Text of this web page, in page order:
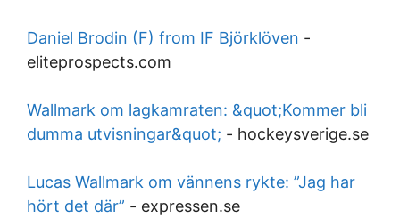
Daniel Brodin (F) from IF Björklöven -
eliteprospects.com
Wallmark om lagkamraten: &quot;Kommer bli
dumma utvisningar&quot; - hockeysverige.se
Lucas Wallmark om vännens rykte: ”Jag har
hört det där” - expressen.se